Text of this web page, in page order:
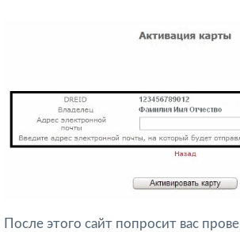
После этого сайт попросит вас